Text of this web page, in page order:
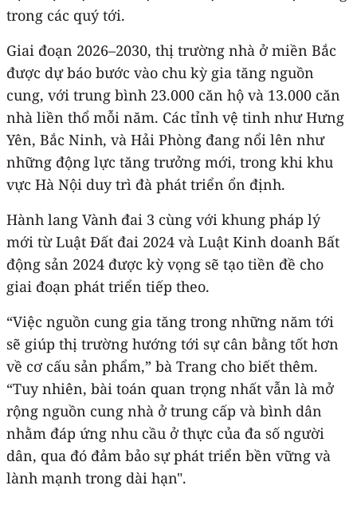
trong các quý tới.
Giai đoạn 2026–2030, thị trường nhà ở miền Bắc
được dự báo bước vào chu kỳ gia tăng nguồn
cung, với trung bình 23.000 căn hộ và 13.000 căn
nhà liền thổ mỗi năm. Các tỉnh vệ tinh như Hưng
Yên, Bắc Ninh, và Hải Phòng đang nổi lên như
những động lực tăng trưởng mới, trong khi khu
vực Hà Nội duy trì đà phát triển ổn định.
Hành lang Vành đai 3 cùng với khung pháp lý
mới từ Luật Đất đai 2024 và Luật Kinh doanh Bất
động sản 2024 được kỳ vọng sẽ tạo tiền đề cho
giai đoạn phát triển tiếp theo.
“Việc nguồn cung gia tăng trong những năm tới
sẽ giúp thị trường hướng tới sự cân bằng tốt hơn
về cơ cấu sản phẩm,” bà Trang cho biết thêm.
“Tuy nhiên, bài toán quan trọng nhất vẫn là mở
rộng nguồn cung nhà ở trung cấp và bình dân
nhằm đáp ứng nhu cầu ở thực của đa số người
dân, qua đó đảm bảo sự phát triển bền vững và
lành mạnh trong dài hạn".